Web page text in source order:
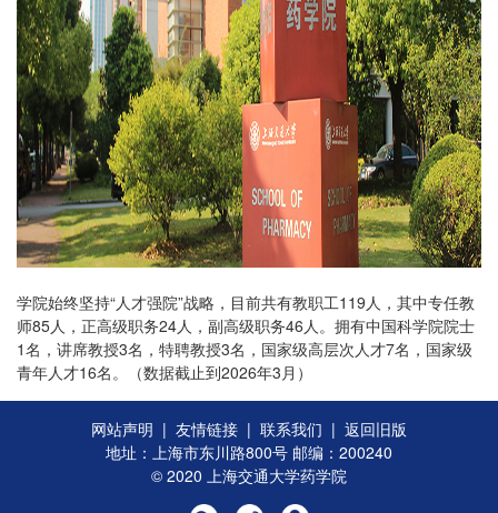
学院始终坚持“人才强院”战略，目前共有教职工119人，其中专任教
师85人，正高级职务24人，副高级职务46人。拥有中国科学院院士
1名，讲席教授3名，特聘教授3名，国家级高层次人才7名，国家级
青年人才16名。（数据截止到2026年3月）
网站声明 | 友情链接 | 联系我们 | 返回旧版
地址：上海市东川路800号 邮编：200240
© 2020 上海交通大学药学院